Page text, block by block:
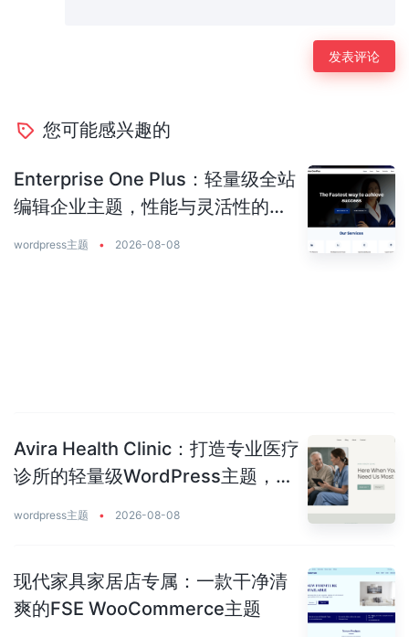
您可能感兴趣的
Enterprise One Plus：轻量级全站
编辑企业主题，性能与灵活性的完
wordpress主题 • 2026-08-08
Avira Health Clinic：打造专业医疗
诊所的轻量级WordPress主题，让
wordpress主题 • 2026-08-08
现代家具家居店专属：一款干净清
爽的FSE WooCommerce主题